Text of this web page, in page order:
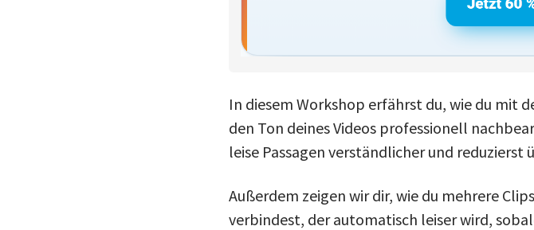
In diesem Workshop erfährst du, wie du mit
den Ton deines Videos professionell
leise Passagen verständlicher und reduzierst
Außerdem zeigen wir dir, wie du mehrere
verbindest, der automatisch leiser wird,